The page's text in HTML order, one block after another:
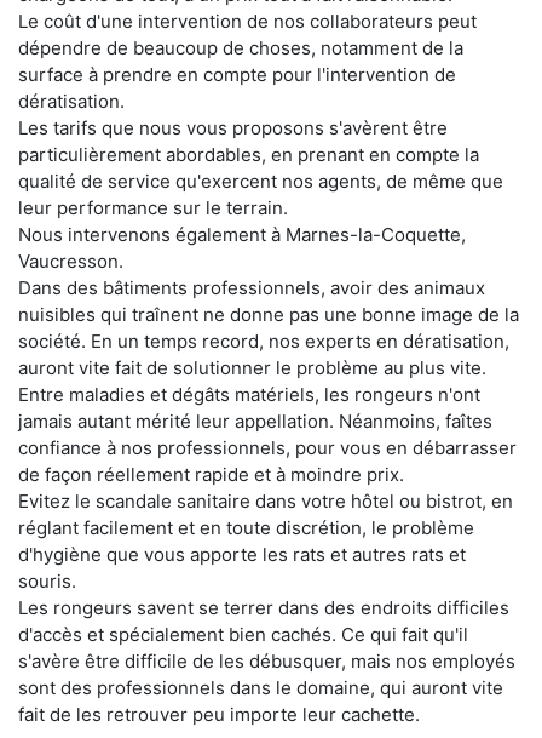
Le coût d'une intervention de nos collaborateurs peut
dépendre de beaucoup de choses, notamment de la
surface à prendre en compte pour l'intervention de
dératisation.
Les tarifs que nous vous proposons s'avèrent être
particulièrement abordables, en prenant en compte la
qualité de service qu'exercent nos agents, de même que
leur performance sur le terrain.
Nous intervenons également à Marnes-la-Coquette,
Vaucresson.
Dans des bâtiments professionnels, avoir des animaux
nuisibles qui traînent ne donne pas une bonne image de la
société. En un temps record, nos experts en dératisation,
auront vite fait de solutionner le problème au plus vite.
Entre maladies et dégâts matériels, les rongeurs n'ont
jamais autant mérité leur appellation. Néanmoins, faîtes
confiance à nos professionnels, pour vous en débarrasser
de façon réellement rapide et à moindre prix.
Evitez le scandale sanitaire dans votre hôtel ou bistrot, en
réglant facilement et en toute discrétion, le problème
d'hygiène que vous apporte les rats et autres rats et
souris.
Les rongeurs savent se terrer dans des endroits difficiles
d'accès et spécialement bien cachés. Ce qui fait qu'il
s'avère être difficile de les débusquer, mais nos employés
sont des professionnels dans le domaine, qui auront vite
fait de les retrouver peu importe leur cachette.